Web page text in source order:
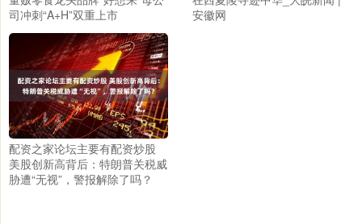
司冲刺“A+H”双重上市
安徽网
配资之家论坛主要有配资炒股
美股创新高背后：特朗普关税威
胁遭“无视”，警报解除了吗？